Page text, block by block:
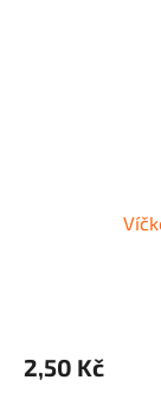
2,50 Kč